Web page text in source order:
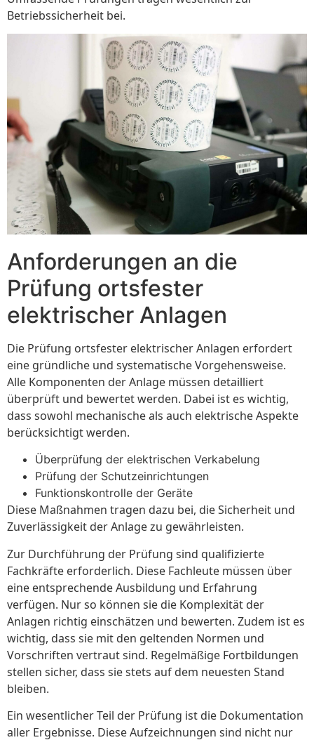
Betriebssicherheit bei.
Anforderungen an die
Prüfung ortsfester
elektrischer Anlagen
Die Prüfung ortsfester elektrischer Anlagen erfordert
eine gründliche und systematische Vorgehensweise.
Alle Komponenten der Anlage müssen detailliert
überprüft und bewertet werden. Dabei ist es wichtig,
dass sowohl mechanische als auch elektrische Aspekte
berücksichtigt werden.
Überprüfung der elektrischen Verkabelung
Prüfung der Schutzeinrichtungen
Funktionskontrolle der Geräte
Diese Maßnahmen tragen dazu bei, die Sicherheit und
Zuverlässigkeit der Anlage zu gewährleisten.
Zur Durchführung der Prüfung sind qualifizierte
Fachkräfte erforderlich. Diese Fachleute müssen über
eine entsprechende Ausbildung und Erfahrung
verfügen. Nur so können sie die Komplexität der
Anlagen richtig einschätzen und bewerten. Zudem ist es
wichtig, dass sie mit den geltenden Normen und
Vorschriften vertraut sind. Regelmäßige Fortbildungen
stellen sicher, dass sie stets auf dem neuesten Stand
bleiben.
Ein wesentlicher Teil der Prüfung ist die Dokumentation
aller Ergebnisse. Diese Aufzeichnungen sind nicht nur